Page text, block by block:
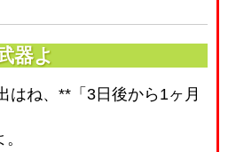
器よ
はね、**「3日後から1ヶ月